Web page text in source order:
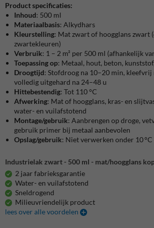
Product specificaties:
Inhoud: 500 ml
Materiaalbasis: Alkydhars
Kleurstelling: Mat zwart of hoogglans zwart
zwartekleuren)
Verbruik: 1 – 2 m² per 500 ml (afhankelijk
Toepassing op: Metaal, hout, beton,
Droogtijd: Stofdroog na 10–20 min, kleefvrij
volledig uitgehard na 24–48 u
Hittebestendig: Tot 110 °C
Afwerking: Mat of hoogglans, kras- en
water- en vuilafstotend
Montage/gebruik: Aanbrengen op droge,
gebruik primer bij metaal aanbevolen
Opslag/gebruik: Niet verwerken onder 10
Industrielak zwart - 500 ml - mat/hoogglans
2 jaar fabrieksgarantie
Water- en vuilafstotend
Sneldrogend
Milieuvriendelijk product
lees over alle voordelen